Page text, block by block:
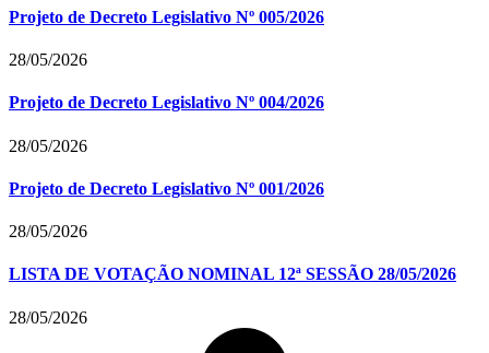
Projeto de Decreto Legislativo Nº 005/2026
28/05/2026
Projeto de Decreto Legislativo Nº 004/2026
28/05/2026
Projeto de Decreto Legislativo Nº 001/2026
28/05/2026
LISTA DE VOTAÇÃO NOMINAL 12ª SESSÃO 28/05/2026
28/05/2026